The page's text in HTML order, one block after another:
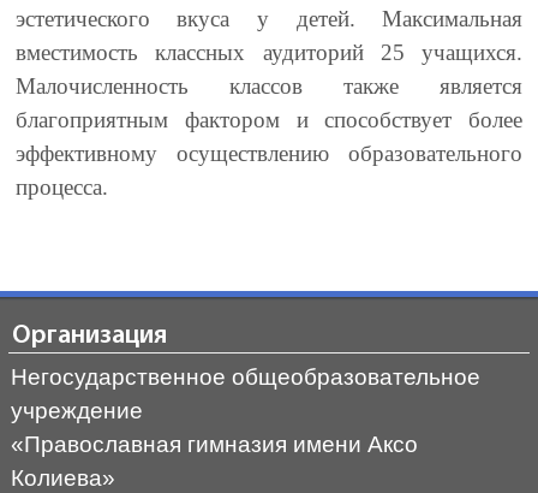
эстетического вкуса у детей. Максимальная
вместимость классных аудиторий 25 учащихся.
Малочисленность классов также является
благоприятным фактором и способствует более
эффективному осуществлению образовательного
процесса.
Организация
Негосударственное общеобразовательное
учреждение
«Православная гимназия имени Аксо
Колиева»